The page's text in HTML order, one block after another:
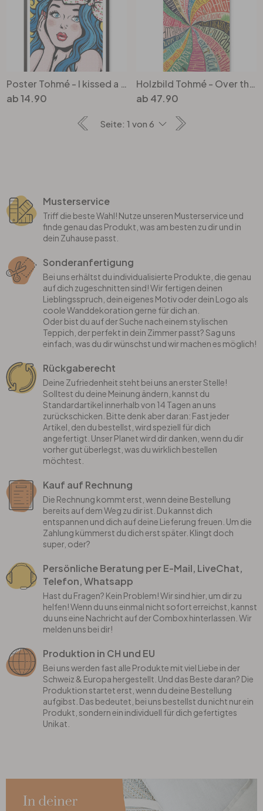
Poster Tohmé - I kissed a girl
ab14.90
Holzbild Tohmé - Over the Rainbow
ab 47.90
Musterservice
Triff die beste Wahl! Nutze unseren Musterservice und
finde genau das Produkt, was am besten zu dir und in
dein Zuhause passt.
Sonderanfertigung
Bei uns erhältst du individualisierte Produkte, die genau
auf dich zugeschnitten sind! Wir fertigen deinen
Lieblingsspruch, dein eigenes Motiv oder dein Logo als
coole Wanddekoration gerne für dich an.
Oder bist du auf der Suche nach einem stylischen
Teppich, der perfekt in dein Zimmer passt? Sag uns
einfach, was du dir wünschst und wir machen es möglich!
Rückgaberecht
Deine Zufriedenheit steht bei uns an erster Stelle!
Solltest du deine Meinung ändern, kannst du
Standardartikel innerhalb von 14 Tagen an uns
zurückschicken. Bitte denk aber daran: Fast jeder
Artikel, den du bestellst, wird speziell für dich
angefertigt. Unser Planet wird dir danken, wenn du dir
vorher gut überlegst, was du wirklich bestellen
möchtest.
Kauf auf Rechnung
Die Rechnung kommt erst, wenn deine Bestellung
bereits auf dem Weg zu dir ist. Du kannst dich
entspannen und dich auf deine Lieferung freuen. Um die
Zahlung kümmerst du dich erst später. Klingt doch
super, oder?
Persönliche Beratung per E-Mail, LiveChat,
Telefon, Whatsapp
Hast du Fragen? Kein Problem! Wir sind hier, um dir zu
helfen! Wenn du uns einmal nicht sofort erreichst, kannst
du uns eine Nachricht auf der Combox hinterlassen. Wir
melden uns bei dir!
Produktion in CH und EU
Bei uns werden fast alle Produkte mit viel Liebe in der
Schweiz & Europa hergestellt. Und das Beste daran? Die
Produktion startet erst, wenn du deine Bestellung
aufgibst. Das bedeutet, bei uns bestellst du nicht nur ein
Produkt, sondern ein individuell für dich gefertigtes
Unikat.